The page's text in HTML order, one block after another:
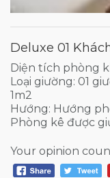
Deluxe 01
Diện tích phòng
Loại giường: 01
1m2
Hướng: Hướng
Phòng kê được
Your opinion